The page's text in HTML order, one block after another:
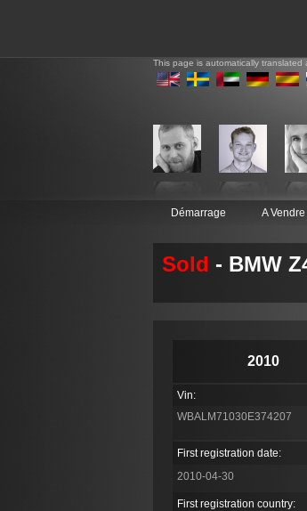
This page is automatically
Démarrage A
Sold - BMW
2010
Vin:
WBALM71030E374207
First registration date:
2010-04-30
First registration country: